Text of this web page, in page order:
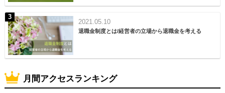
2021.05.10
退職金制度とは/経営者の立場から退職金を考える
月間アクセスランキング